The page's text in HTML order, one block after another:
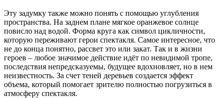
Эту задумку также можно понять с помощью углубления
пространства. На заднем плане мягкое оранжевое солнце
повисло над водой. Форма круга как символ цикличности,
которую переживают герои спектакля. Самое интересное, что
не до конца понятно, рассвет это или закат. Так и в жизни
героев – любое значимое действие идёт по невидимой тропе,
последствия непредсказуемы, будущее вдохновляет, но в нем
неизвестность. За счет теней деревьев создается эффект
объема, который помогает зрителю полностью погрузиться в
атмосферу спектакля.